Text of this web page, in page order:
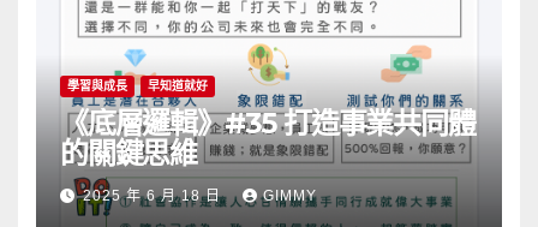
學習與成長 早知道就好
《底層邏輯》#35 打造事業共同體
的關鍵思維
2025 年 6 月 18 日 GIMMY